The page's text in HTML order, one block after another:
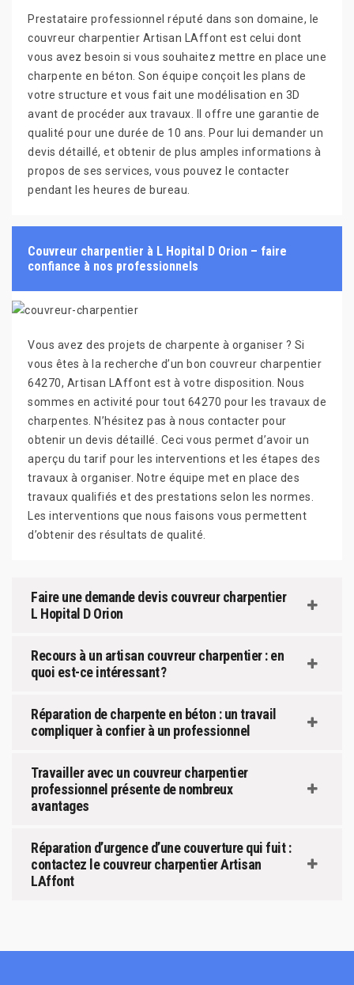
Prestataire professionnel réputé dans son domaine, le
couvreur charpentier Artisan LAffont est celui dont
vous avez besoin si vous souhaitez mettre en place une
charpente en béton. Son équipe conçoit les plans de
votre structure et vous fait une modélisation en 3D
avant de procéder aux travaux. Il offre une garantie de
qualité pour une durée de 10 ans. Pour lui demander un
devis détaillé, et obtenir de plus amples informations à
propos de ses services, vous pouvez le contacter
pendant les heures de bureau.
Couvreur charpentier à L Hopital D Orion – faire
confiance à nos professionnels
Vous avez des projets de charpente à organiser ? Si
vous êtes à la recherche d’un bon couvreur charpentier
64270, Artisan LAffont est à votre disposition. Nous
sommes en activité pour tout 64270 pour les travaux de
charpentes. N’hésitez pas à nous contacter pour
obtenir un devis détaillé. Ceci vous permet d’avoir un
aperçu du tarif pour les interventions et les étapes des
travaux à organiser. Notre équipe met en place des
travaux qualifiés et des prestations selon les normes.
Les interventions que nous faisons vous permettent
d’obtenir des résultats de qualité.
Faire une demande devis couvreur charpentier
L Hopital D Orion
Recours à un artisan couvreur charpentier : en
quoi est-ce intéressant ?
Réparation de charpente en béton : un travail
compliquer à confier à un professionnel
Travailler avec un couvreur charpentier
professionnel présente de nombreux
avantages
Réparation d’urgence d’une couverture qui fuit :
contactez le couvreur charpentier Artisan
LAffont